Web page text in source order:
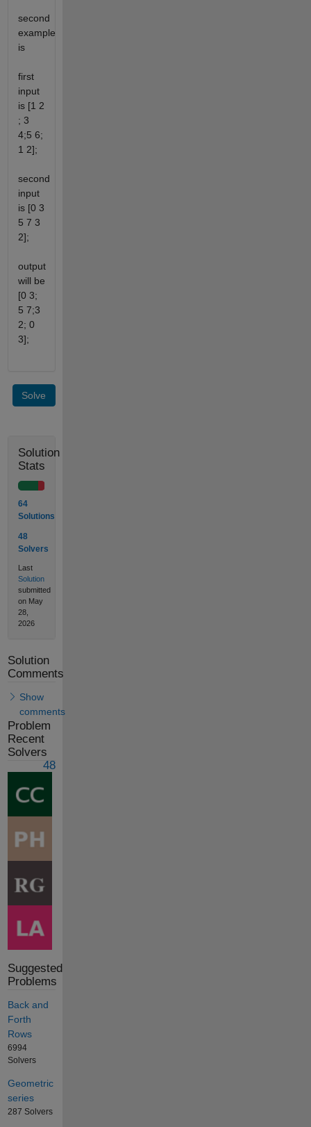
second
example
is
first
input
is [1 2
; 3
4;5 6;
1 2];
second
input
is [0 3
5 7 3
2];
output
will be
[0 3;
5 7;3
2; 0
3];
Solve
Solution
Stats
64
Solutions
48
Solvers
Last
Solution
submitted
on May
28,
2026
Solution
Comments
Show
comments
Problem
Recent
Solvers
48
Suggested
Problems
Back and
Forth
Rows
6994
Solvers
Geometric
series
287 Solvers